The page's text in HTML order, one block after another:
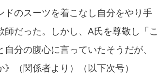
のスーツを着こなし自分をやり手
だった。しかし、A氏を尊敬し「こ
分の腹心に言っていたそうだが、
（関係者より）（以下次号）